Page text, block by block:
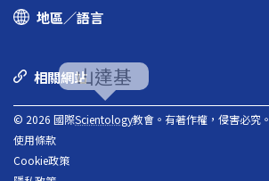
地區／語言
相關網站
© 2026 國際Scientology教會。有著作權，侵害必究。
使用條款
Cookie政策